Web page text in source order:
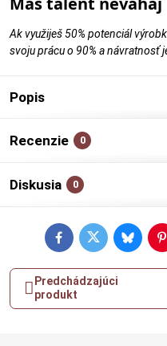
Ak využiješ 50% potenciál
svoju prácu o 90% a návratnosť
Popis
Recenzie 0
Diskusia 0
FacebookTwitterBluesky
Predchádzajúci
produkt